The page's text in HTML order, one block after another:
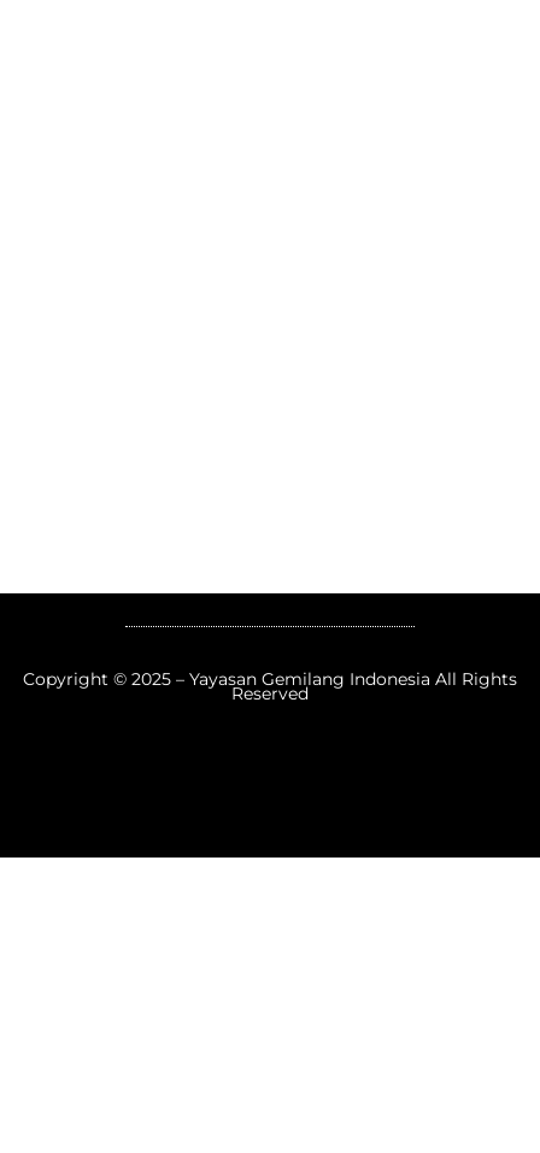
Copyright © 2025 – Yayasan Gemilang Indonesia All Rights
Reserved